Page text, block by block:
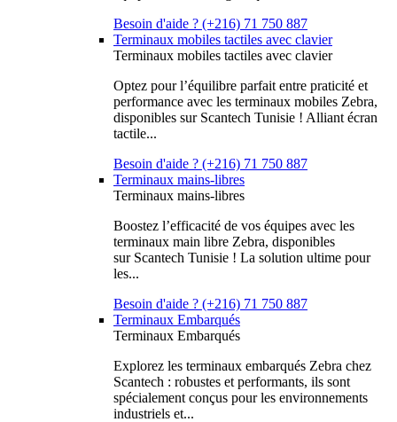
Besoin d'aide ? (+216) 71 750 887
Terminaux mobiles tactiles avec clavier
Terminaux mobiles tactiles avec clavier
Optez pour l’équilibre parfait entre praticité et
performance avec les terminaux mobiles Zebra,
disponibles sur Scantech Tunisie ! Alliant écran
tactile...
Besoin d'aide ? (+216) 71 750 887
Terminaux mains-libres
Terminaux mains-libres
Boostez l’efficacité de vos équipes avec les
terminaux main libre Zebra, disponibles
sur Scantech Tunisie ! La solution ultime pour
les...
Besoin d'aide ? (+216) 71 750 887
Terminaux Embarqués
Terminaux Embarqués
Explorez les terminaux embarqués Zebra chez
Scantech : robustes et performants, ils sont
spécialement conçus pour les environnements
industriels et...